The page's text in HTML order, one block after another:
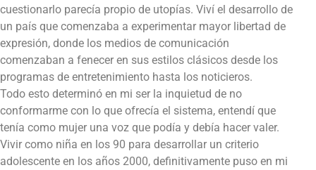
cuestionarlo parecía propio de utopías. Viví el desarrollo de
un país que comenzaba a experimentar mayor libertad de
expresión, donde los medios de comunicación
comenzaban a fenecer en sus estilos clásicos desde los
programas de entretenimiento hasta los noticieros.
Todo esto determinó en mi ser la inquietud de no
conformarme con lo que ofrecía el sistema, entendí que
tenía como mujer una voz que podía y debía hacer valer.
Vivir como niña en los 90 para desarrollar un criterio
adolescente en los años 2000, definitivamente puso en mi